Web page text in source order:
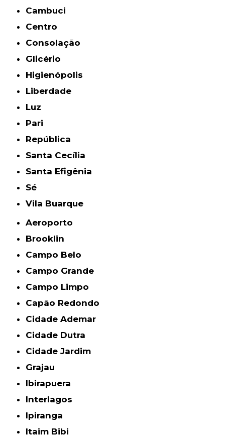
Cambuci
Centro
Consolação
Glicério
Higienópolis
Liberdade
Luz
Pari
República
Santa Cecília
Santa Efigênia
Sé
Vila Buarque
Aeroporto
Brooklin
Campo Belo
Campo Grande
Campo Limpo
Capão Redondo
Cidade Ademar
Cidade Dutra
Cidade Jardim
Grajau
Ibirapuera
Interlagos
Ipiranga
Itaim Bibi